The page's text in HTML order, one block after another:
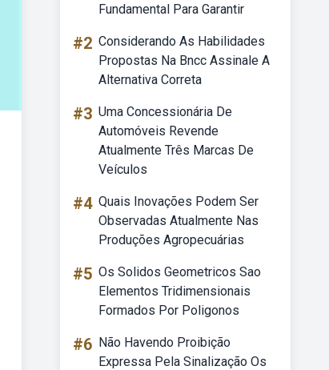
Fundamental Para Garantir
#2 Considerando As Habilidades
Propostas Na Bncc Assinale A
Alternativa Correta
#3 Uma Concessionária De
Automóveis Revende
Atualmente Três Marcas De
Veículos
#4 Quais Inovações Podem Ser
Observadas Atualmente Nas
Produções Agropecuárias
#5 Os Solidos Geometricos Sao
Elementos Tridimensionais
Formados Por Poligonos
#6 Não Havendo Proibição
Expressa Pela Sinalização Os